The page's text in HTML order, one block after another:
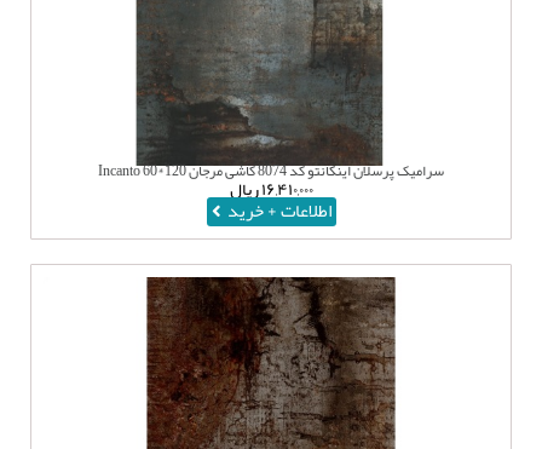
سرامیک پرسلان اینکانتو کد 8074 کاشی مرجان 120*60 Incanto
۱۶,۴۱۰,۰۰۰ریال
اطلاعات + خرید